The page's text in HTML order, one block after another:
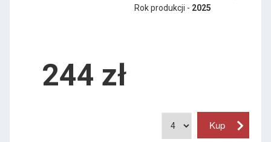
Rok produkcji - 2025
244 zł